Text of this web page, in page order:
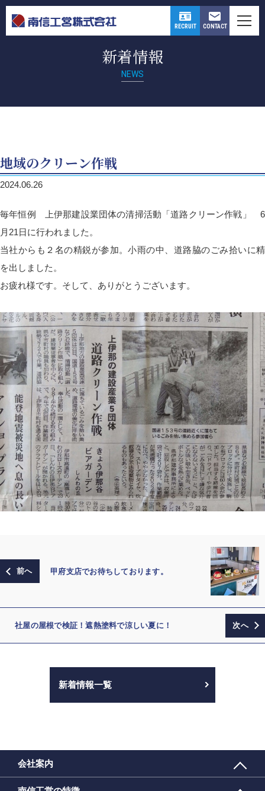
RECRUIT CONTACT
新着情報
NEWS
地域のクリーン作戦
2024.06.26
毎年恒例 上伊那建設業団体の清掃活動「道路クリーン作戦」 6
月21日に行われました。
当社からも２名の精鋭が参加。小雨の中、道路脇のごみ拾いに精
を出しました。
お疲れ様です。そして、ありがとうございます。
甲府支店でお待ちしております。
社屋の屋根で検証！遮熱塗料で涼しい夏に！
新着情報一覧
会社案内